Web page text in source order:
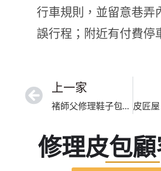
行車規則，並留意巷弄
誤行程；附近有付費停
上一家
褚師父修理鞋子包包小店｜新北市專業修包｜匠心工藝煥新如初
修理皮包